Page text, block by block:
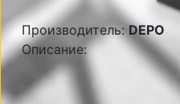
Производитель: DEPO
Описание: